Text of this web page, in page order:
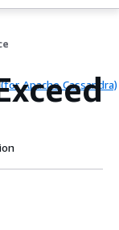
Apache Cassandra)